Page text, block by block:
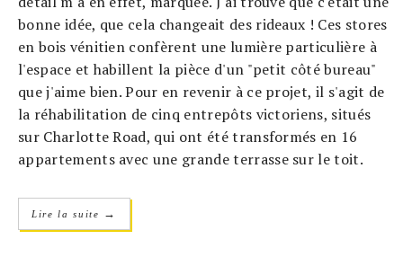
bonne idée, que cela changeait des rideaux ! Ces stores
en bois vénitien confèrent une lumière particulière à
l'espace et habillent la pièce d'un "petit côté bureau"
que j'aime bien. Pour en revenir à ce projet, il s'agit de
la réhabilitation de cinq entrepôts victoriens, situés
sur Charlotte Road, qui ont été transformés en 16
appartements avec une grande terrasse sur le toit.
Lire la suite →